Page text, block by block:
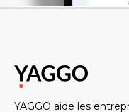
YAGGO aide les